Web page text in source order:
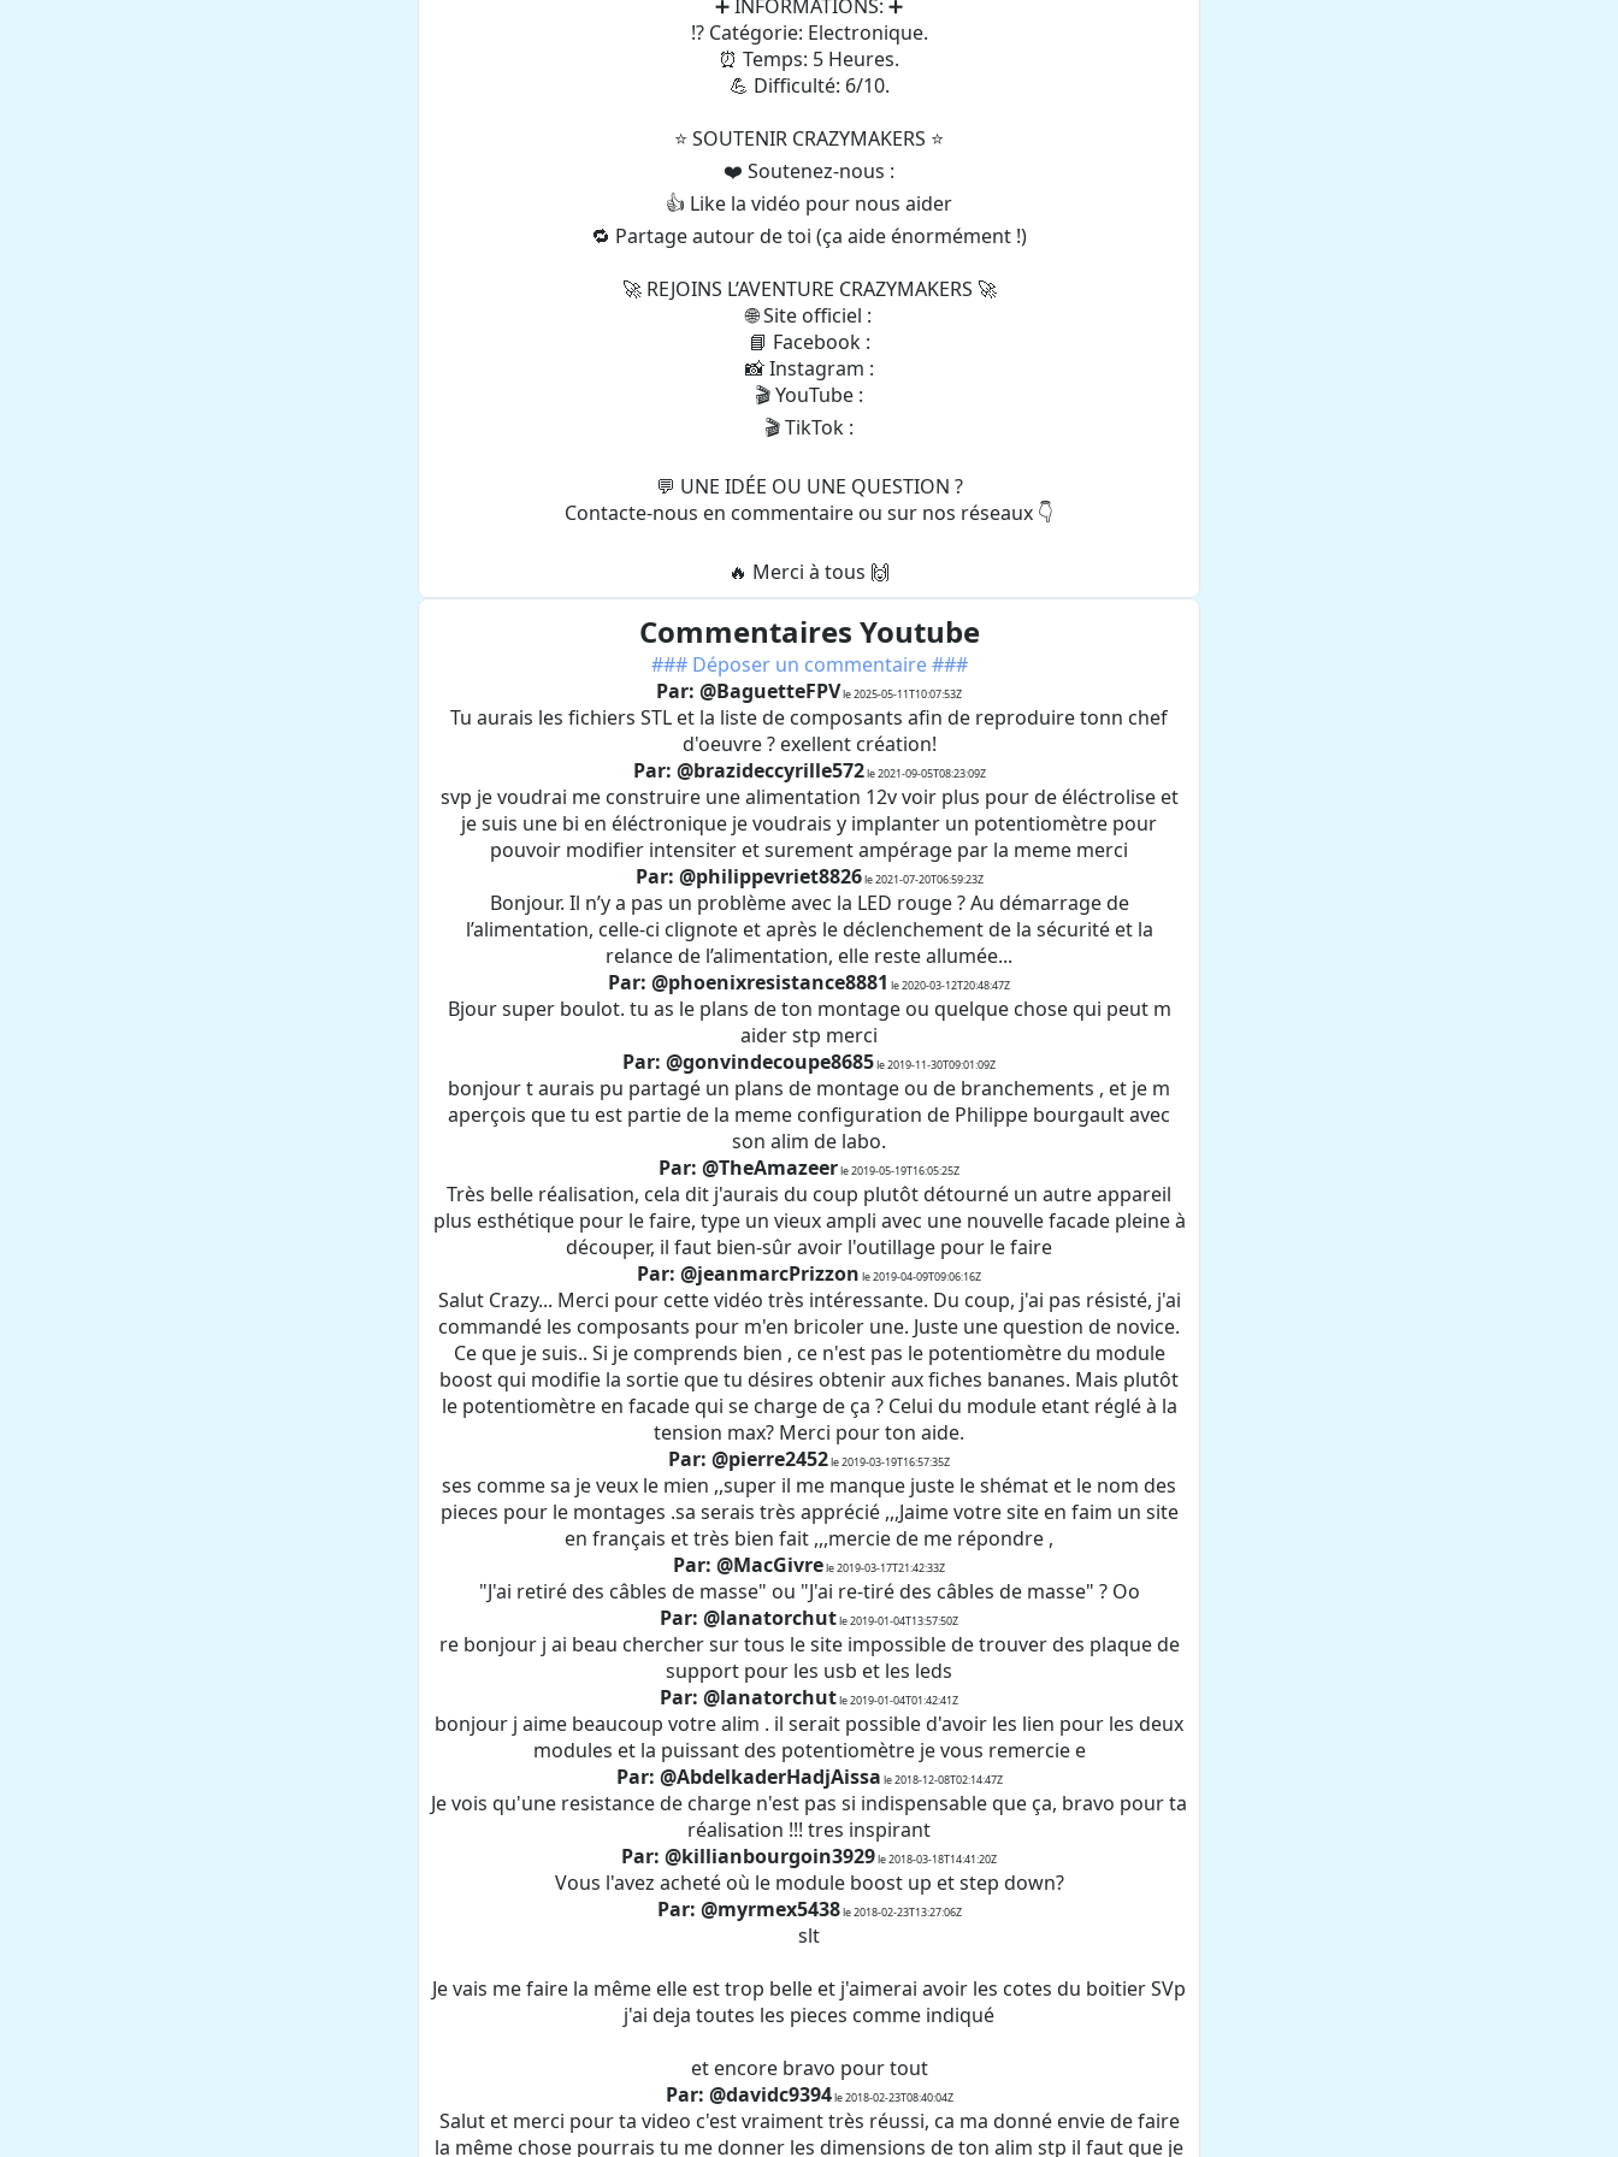
➕ INFORMATIONS: ➕
⁉️ Catégorie: Electronique.
⏰ Temps: 5 Heures.
💪 Difficulté: 6/10.
⭐️ SOUTENIR CRAZYMAKERS ⭐️
❤️ Soutenez-nous :
👍 Like la vidéo pour nous aider
🔁 Partage autour de toi (ça aide énormément !)
🚀 REJOINS L’AVENTURE CRAZYMAKERS 🚀
🌐 Site officiel :
📘 Facebook :
📸 Instagram :
🎬 YouTube :
🎬 TikTok :
💬 UNE IDÉE OU UNE QUESTION ?
Contacte-nous en commentaire ou sur nos réseaux 👇
🔥 Merci à tous 🙌
Commentaires Youtube
### Déposer un commentaire ###
Par: @BaguetteFPVle 2025-05-11T10:07:53Z
Tu aurais les fichiers STL et la liste de composants afin de reproduire tonn chef
d'oeuvre ? exellent création!
Par: @brazideccyrille572le 2021-09-05T08:23:09Z
svp je voudrai me construire une alimentation 12v voir plus pour de éléctrolise et
je suis une bi en éléctronique je voudrais y implanter un potentiomètre pour
pouvoir modifier intensiter et surement ampérage par la meme merci
Par: @philippevriet8826le 2021-07-20T06:59:23Z
Bonjour. Il n’y a pas un problème avec la LED rouge ? Au démarrage de
l’alimentation, celle-ci clignote et après le déclenchement de la sécurité et la
relance de l’alimentation, elle reste allumée...
Par: @phoenixresistance8881 le 2020-03-12T20:48:47Z
Bjour super boulot. tu as le plans de ton montage ou quelque chose qui peut m
aider stp merci
Par: @gonvindecoupe8685le 2019-11-30T09:01:09Z
bonjour t aurais pu partagé un plans de montage ou de branchements , et je m
aperçois que tu est partie de la meme configuration de Philippe bourgault avec
son alim de labo.
Par: @TheAmazeerle 2019-05-19T16:05:25Z
Très belle réalisation, cela dit j'aurais du coup plutôt détourné un autre appareil
plus esthétique pour le faire, type un vieux ampli avec une nouvelle facade pleine à
découper, il faut bien-sûr avoir l'outillage pour le faire
Par: @jeanmarcPrizzon le 2019-04-09T09:06:16Z
Salut Crazy... Merci pour cette vidéo très intéressante. Du coup, j'ai pas résisté, j'ai
commandé les composants pour m'en bricoler une. Juste une question de novice.
Ce que je suis.. Si je comprends bien , ce n'est pas le potentiomètre du module
boost qui modifie la sortie que tu désires obtenir aux fiches bananes. Mais plutôt
le potentiomètre en facade qui se charge de ça ? Celui du module etant réglé à la
tension max? Merci pour ton aide.
Par: @pierre2452le 2019-03-19T16:57:35Z
ses comme sa je veux le mien ,,super il me manque juste le shémat et le nom des
pieces pour le montages .sa serais très apprécié ,,,Jaime votre site en faim un site
en français et très bien fait ,,,mercie de me répondre ,
Par: @MacGivrele 2019-03-17T21:42:33Z
"J'ai retiré des câbles de masse" ou "J'ai re-tiré des câbles de masse" ? Oo
Par: @lanatorchutle 2019-01-04T13:57:50Z
re bonjour j ai beau chercher sur tous le site impossible de trouver des plaque de
support pour les usb et les leds
Par: @lanatorchutle 2019-01-04T01:42:41Z
bonjour j aime beaucoup votre alim . il serait possible d'avoir les lien pour les deux
modules et la puissant des potentiomètre je vous remercie e
Par: @AbdelkaderHadjAissa le 2018-12-08T02:14:47Z
Je vois qu'une resistance de charge n'est pas si indispensable que ça, bravo pour ta
réalisation !!! tres inspirant
Par: @killianbourgoin3929le 2018-03-18T14:41:20Z
Vous l'avez acheté où le module boost up et step down?
Par: @myrmex5438le 2018-02-23T13:27:06Z
slt
Je vais me faire la même elle est trop belle et j'aimerai avoir les cotes du boitier SVp
j'ai deja toutes les pieces comme indiqué
et encore bravo pour tout
Par: @davidc9394le 2018-02-23T08:40:04Z
Salut et merci pour ta video c'est vraiment très réussi, ca ma donné envie de faire
la même chose pourrais tu me donner les dimensions de ton alim stp il faut que je